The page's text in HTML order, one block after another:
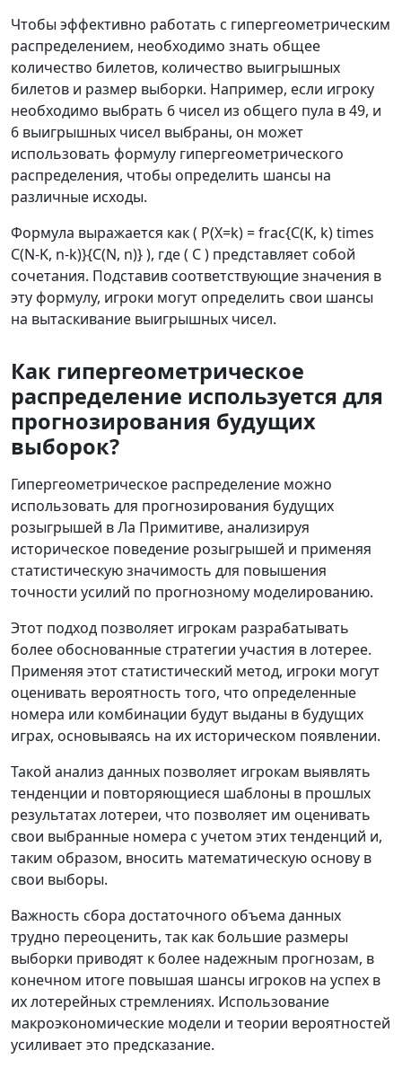
Чтобы эффективно работать с гипергеометрическим
распределением, необходимо знать общее
количество билетов, количество выигрышных
билетов и размер выборки. Например, если игроку
необходимо выбрать 6 чисел из общего пула в 49, и
6 выигрышных чисел выбраны, он может
использовать формулу гипергеометрического
распределения, чтобы определить шансы на
различные исходы.
Формула выражается как ( P(X=k) = frac{C(K, k) times
C(N-K, n-k)}{C(N, n)} ), где ( C ) представляет собой
сочетания. Подставив соответствующие значения в
эту формулу, игроки могут определить свои шансы
на вытаскивание выигрышных чисел.
Как гипергеометрическое
распределение используется для
прогнозирования будущих
выборок?
Гипергеометрическое распределение можно
использовать для прогнозирования будущих
розыгрышей в Ла Примитиве, анализируя
историческое поведение розыгрышей и применяя
статистическую значимость для повышения
точности усилий по прогнозному моделированию.
Этот подход позволяет игрокам разрабатывать
более обоснованные стратегии участия в лотерее.
Применяя этот статистический метод, игроки могут
оценивать вероятность того, что определенные
номера или комбинации будут выданы в будущих
играх, основываясь на их историческом появлении.
Такой анализ данных позволяет игрокам выявлять
тенденции и повторяющиеся шаблоны в прошлых
результатах лотереи, что позволяет им оценивать
свои выбранные номера с учетом этих тенденций и,
таким образом, вносить математическую основу в
свои выборы.
Важность сбора достаточного объема данных
трудно переоценить, так как большие размеры
выборки приводят к более надежным прогнозам, в
конечном итоге повышая шансы игроков на успех в
их лотерейных стремлениях. Использование
макроэкономические модели и теории вероятностей
усиливает это предсказание.